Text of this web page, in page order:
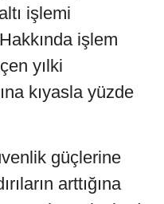
işlemi
işlem
yılki
kıyasla yüzde
güçlerine
arttığına